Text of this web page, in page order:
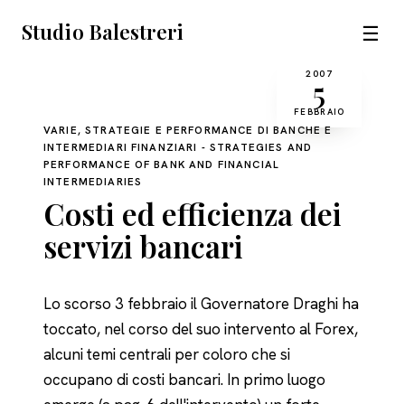
Studio Balestreri ☰
2007
5
FEBBRAIO
VARIE, STRATEGIE E PERFORMANCE DI BANCHE E
INTERMEDIARI FINANZIARI - STRATEGIES AND
PERFORMANCE OF BANK AND FINANCIAL
INTERMEDIARIES
Costi ed efficienza dei
servizi bancari
Lo scorso 3 febbraio il Governatore Draghi ha
toccato, nel corso del suo intervento al Forex,
alcuni temi centrali per coloro che si
occupano di costi bancari. In primo luogo